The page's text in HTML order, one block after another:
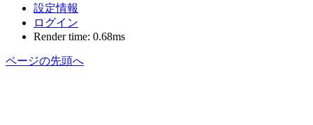
設定情報
ログイン
Render time: 0.68ms
ページの先頭へ